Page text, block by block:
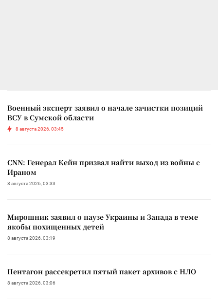
Военный эксперт заявил о начале зачистки позиций
ВСУ в Сумской области
8 августа 2026, 03:45
CNN: Генерал Кейн призвал найти выход из войны с
Ираном
8 августа 2026, 03:33
Мирошник заявил о паузе Украины и Запада в теме
якобы похищенных детей
8 августа 2026, 03:19
Пентагон рассекретил пятый пакет архивов с НЛО
8 августа 2026, 03:06